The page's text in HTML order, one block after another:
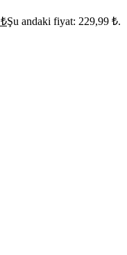
₺Şu andaki fiyat: 229,99 ₺.